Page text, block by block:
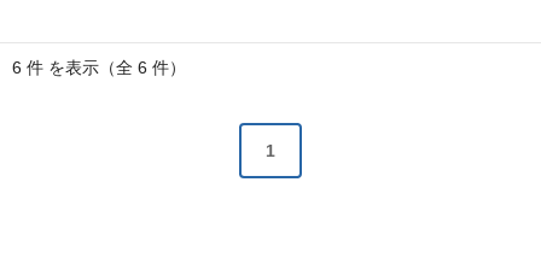
6 件 を表示（全 6 件）
1